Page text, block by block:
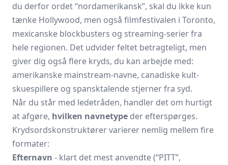
du derfor ordet “nordamerikansk”, skal du ikke kun
tænke Hollywood, men også filmfestivalen i Toronto,
mexicanske blockbusters og streaming-serier fra
hele regionen. Det udvider feltet betragteligt, men
giver dig også flere kryds, du kan arbejde med:
amerikanske mainstream-navne, canadiske kult-
skuespillere og spansktalende stjerner fra syd.
Når du står med ledetråden, handler det om hurtigt
at afgøre, hvilken navnetype der efterspørges.
Krydsordskonstruktører varierer nemlig mellem fire
formater:
Efternavn - klart det mest anvendte (“PITT”,